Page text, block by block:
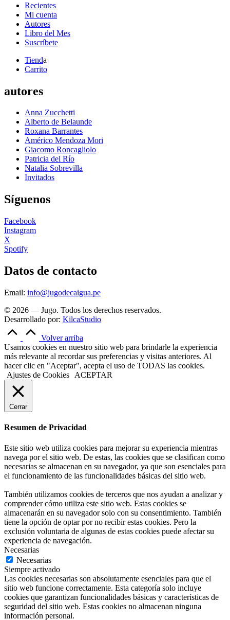
Recientes
Mi cuenta
Autores
Libro del Mes
Suscríbete
Tienda
Carrito
autores
Anna Zucchetti
Alberto de Belaunde
Roxana Barrantes
Américo Mendoza Mori
Giacomo Roncagliolo
Patricia del Río
Natalia Sobrevilla
Invitados
Síguenos
Facebook
Instagram
X
Spotify
Datos de contacto
Email: info@jugodecaigua.pe
© 2026 — Jugo. Todos los derechos reservados.
Desarrollado por: KilcaStudio
Volver arriba
Usamos cookies en nuestro sitio web para brindarle la experiencia
más relevante al recordar sus preferencias y visitas anteriores. Al
hacer clic en "Aceptar", acepta el uso de TODAS las cookies.
Ajustes de Cookies
ACEPTAR
Cerrar
Resumen de Privacidad
Este sitio web utiliza cookies para mejorar su experiencia mientras
navega por el sitio web. De estas, las cookies que se clasifican como
necesarias se almacenan en su navegador, ya que son esenciales para
el funcionamiento de las funcionalidades básicas del sitio web.
También utilizamos cookies de terceros que nos ayudan a analizar y
comprender cómo utiliza este sitio web. Estas cookies se
almacenarán en su navegador solo con su consentimiento. También
tiene la opción de optar por no recibir estas cookies. Pero la
exclusión voluntaria de algunas de estas cookies puede afectar su
experiencia de navegación.
Necesarias
Necesarias
Siempre activado
Las cookies necesarias son absolutamente esenciales para que el
sitio web funcione correctamente. Esta categoría solo incluye
cookies que garantizan funcionalidades básicas y características de
seguridad del sitio web. Estas cookies no almacenan ninguna
información personal.